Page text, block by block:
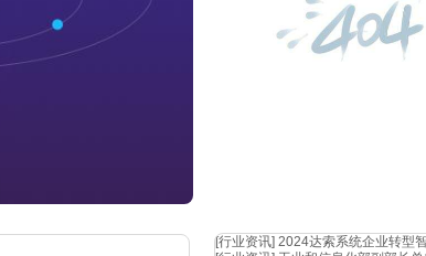
[行业资讯] 2024达索系统企业转型